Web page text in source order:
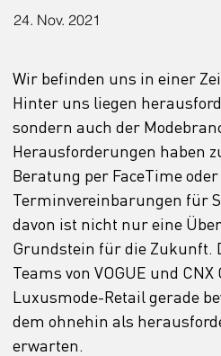
24. Nov. 2021
Wir befinden uns in einer
Hinter uns liegen
sondern auch der
Herausforderungen haben
Beratung per FaceTime
Terminvereinbarungen für
davon ist nicht nur eine
Grundstein für die Zukunft.
Teams von VOGUE und
Luxusmode-Retail gerade
dem ohnehin als
erwarten.